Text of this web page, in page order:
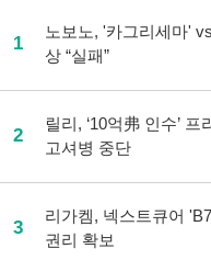
1
노보노, '카그리세마'
상 “실패”
2
릴리, ‘10억弗 인수’
고셔병 중단
3
리가켐, 넥스트큐어
권리 확보